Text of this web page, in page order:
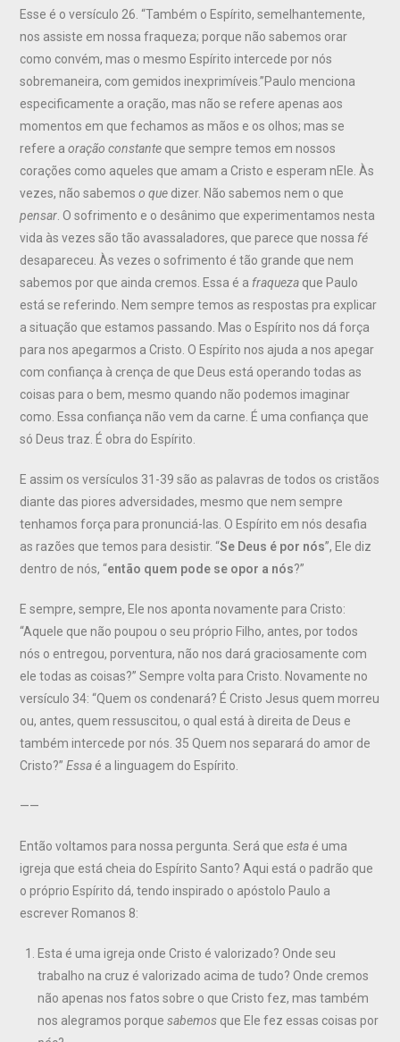
Esse é o versículo 26. “Também o Espírito, semelhantemente,
nos assiste em nossa fraqueza; porque não sabemos orar
como convém, mas o mesmo Espírito intercede por nós
sobremaneira, com gemidos inexprimíveis.”Paulo menciona
especificamente a oração, mas não se refere apenas aos
momentos em que fechamos as mãos e os olhos; mas se
refere aoração constante que sempre temos em nossos
corações como aqueles que amam a Cristo e esperam nEle. Às
vezes, não sabemoso que dizer. Não sabemos nem o que
pensar . O sofrimento e o desânimo que experimentamos nesta
vida às vezes são tão avassaladores, que parece que nossa fé
desapareceu. Às vezes o sofrimento é tão grande que nem
sabemos por que ainda cremos. Essa é a fraqueza que Paulo
está se referindo. Nem sempre temos as respostas pra explicar
a situação que estamos passando. Mas o Espírito nos dá força
para nos apegarmos a Cristo. O Espírito nos ajuda a nos apegar
com confiança à crença de que Deus está operando todas as
coisas para o bem, mesmo quando não podemos imaginar
como. Essa confiança não vem da carne. É uma confiança que
só Deus traz. É obra do Espírito.
E assim os versículos 31-39 são as palavras de todos os cristãos
diante das piores adversidades, mesmo que nem sempre
tenhamos força para pronunciá-las. O Espírito em nós desafia
as razões que temos para desistir. “Se Deus é por nós”, Ele diz
dentro de nós, “então quem pode se opor a nós?”
E sempre, sempre, Ele nos aponta novamente para Cristo:
“Aquele que não poupou o seu próprio Filho, antes, por todos
nós o entregou, porventura, não nos dará graciosamente com
ele todas as coisas?” Sempre volta para Cristo. Novamente no
versículo 34: “Quem os condenará? É Cristo Jesus quem morreu
ou, antes, quem ressuscitou, o qual está à direita de Deus e
também intercede por nós. 35 Quem nos separará do amor de
Cristo?”Essa é a linguagem do Espírito.
——
Então voltamos para nossa pergunta. Será queesta é uma
igreja que está cheia do Espírito Santo? Aqui está o padrão que
o próprio Espírito dá, tendo inspirado o apóstolo Paulo a
escrever Romanos 8:
Esta é uma igreja onde Cristo é valorizado? Onde seu
trabalho na cruz é valorizado acima de tudo? Onde cremos
não apenas nos fatos sobre o que Cristo fez, mas também
nos alegramos porquesabemos que Ele fez essas coisas por